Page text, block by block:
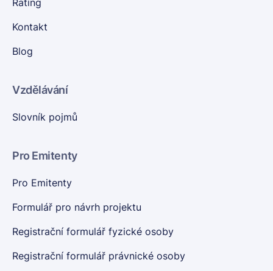
Rating
Kontakt
Blog
Vzdělávání
Slovník pojmů
Pro Emitenty
Pro Emitenty
Formulář pro návrh projektu
Registrační formulář fyzické osoby
Registrační formulář právnické osoby